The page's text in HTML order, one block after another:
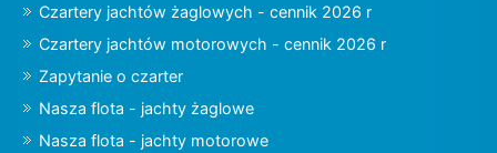
Czartery jachtów żaglowych - cennik 2026 r
Czartery jachtów motorowych - cennik 2026 r
Zapytanie o czarter
Nasza flota - jachty żaglowe
Nasza flota - jachty motorowe